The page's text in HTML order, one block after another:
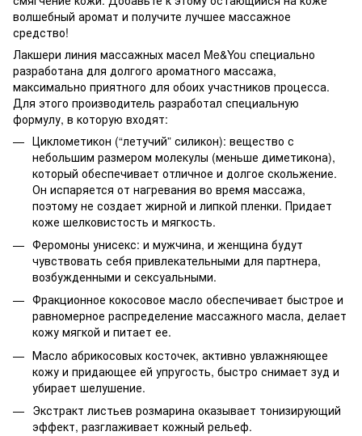
волшебный аромат и получите лучшее массажное
средство!
Лакшери линия массажных масел Me&You специально
разработана для долгого ароматного массажа,
максимально приятного для обоих участников процесса.
Для этого производитель разработал специальную
формулу, в которую входят:
Циклометикон (“летучий” силикон): вещество с
небольшим размером молекулы (меньше диметикона),
который обеспечивает отличное и долгое скольжение.
Он испаряется от нагревания во время массажа,
поэтому не создает жирной и липкой пленки. Придает
коже шелковистость и мягкость.
Феромоны унисекс: и мужчина, и женщина будут
чувствовать себя привлекательными для партнера,
возбужденными и сексуальными.
Фракционное кокосовое масло обеспечивает быстрое и
равномерное распределение массажного масла, делает
кожу мягкой и питает ее.
Масло абрикосовых косточек, активно увлажняющее
кожу и придающее ей упругость, быстро снимает зуд и
убирает шелушение.
Экстракт листьев розмарина оказывает тонизирующий
эффект, разглаживает кожный рельеф.